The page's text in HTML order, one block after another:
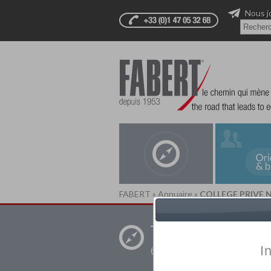
Nous
FABERT » Annuaire » COLLEGE PRIVE
Trouver un
établissement